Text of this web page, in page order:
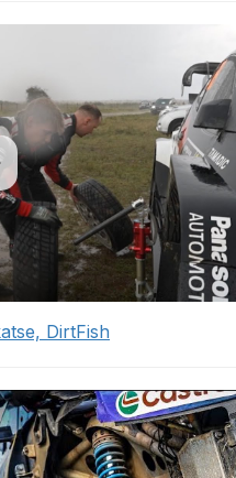
DirtFish